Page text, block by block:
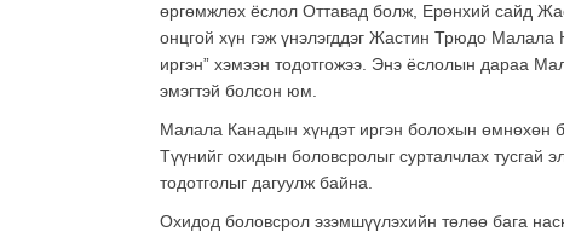
өргөмжлөх ёслол Оттавад болж, Ерөнхий сайд
онцгой хүн гэж үнэлэгддэг Жастин Трюдо
иргэн” хэмээн тодотгожээ. Энэ ёслолын дараа
эмэгтэй болсон юм.
Малала Канадын хүндэт иргэн болохын өмнөхөн
Түүнийг охидын боловсролыг сурталчлах тусгай
тодотголыг дагуулж байна.
Охидод боловсрол эзэмшүүлэхийн төлөө бага